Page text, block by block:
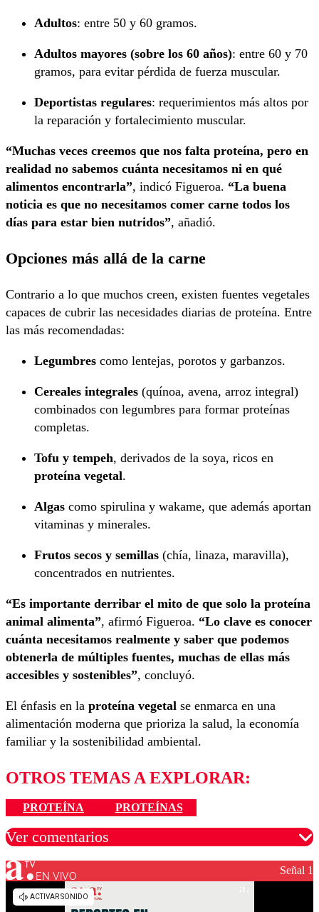
Adultos: entre 50 y 60 gramos.
Adultos mayores (sobre los 60 años): entre 60 y 70
gramos, para evitar pérdida de fuerza muscular.
Deportistas regulares: requerimientos más altos por
la reparación y fortalecimiento muscular.
“Muchas veces creemos que nos falta proteína, pero en
realidad no sabemos cuánta necesitamos ni en qué
alimentos encontrarla”, indicó Figueroa. “La buena
noticia es que no necesitamos comer carne todos los
días para estar bien nutridos”, añadió.
Opciones más allá de la carne
Contrario a lo que muchos creen, existen fuentes vegetales
capaces de cubrir las necesidades diarias de proteína. Entre
las más recomendadas:
Legumbres como lentejas, porotos y garbanzos.
Cereales integrales (quínoa, avena, arroz integral)
combinados con legumbres para formar proteínas
completas.
Tofu y tempeh, derivados de la soya, ricos en
proteína vegetal.
Algas como spirulina y wakame, que además aportan
vitaminas y minerales.
Frutos secos y semillas (chía, linaza, maravilla),
concentrados en nutrientes.
“Es importante derribar el mito de que solo la proteína
animal alimenta”, afirmó Figueroa. “Lo clave es conocer
cuánta necesitamos realmente y saber que podemos
obtenerla de múltiples fuentes, muchas de ellas más
accesibles y sostenibles”, concluyó.
El énfasis en la proteína vegetal se enmarca en una
alimentación moderna que prioriza la salud, la economía
familiar y la sostenibilidad ambiental.
OTROS TEMAS A EXPLORAR:
PROTEÍNA PROTEÍNAS
Ver comentarios
Los comentarios son moderados para garantizar un
EN VIVO Señal 1